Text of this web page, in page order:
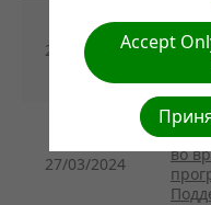
28/03/2024
27/03/2024
во
Accept